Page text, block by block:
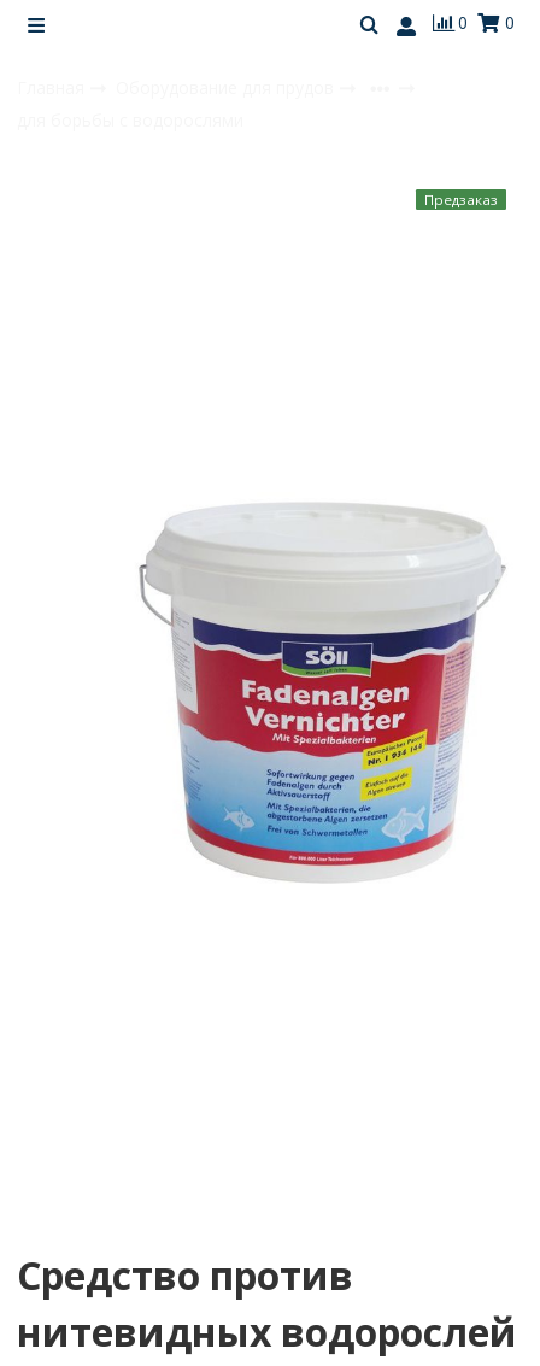
0 0
Предзаказ
Средство против
нитевидных водорослей